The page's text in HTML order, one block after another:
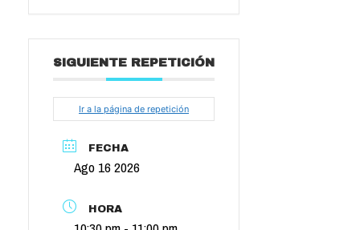
SIGUIENTE REPETICIÓN
Ir a la página de repetición
FECHA
Ago 16 2026
HORA